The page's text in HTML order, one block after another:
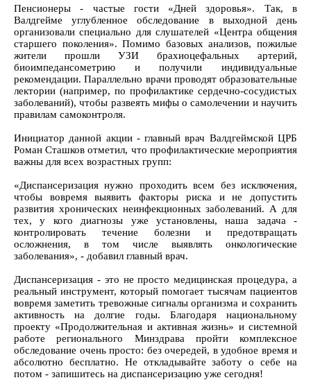
Пенсионеры - частые гости «Дней здоровья». Так, в
Валдгейме углубленное обследование в выходной день
организовали специально для слушателей «Центра общения
старшего поколения». Помимо базовых анализов, пожилые
жители прошли УЗИ брахиоцефальных артерий,
биоимпедансометрию и получили индивидуальные
рекомендации. Параллельно врачи проводят образовательные
лектории (например, по профилактике сердечно-сосудистых
заболеваний), чтобы развеять мифы о самолечении и научить
правилам самоконтроля.
Инициатор данной акции - главный врач Валдгеймской ЦРБ
Роман Сташков отметил, что профилактические мероприятия
важны для всех возрастных групп:
«Диспансеризация нужно проходить всем без исключения,
чтобы вовремя выявить факторы риска и не допустить
развития хронических неинфекционных заболеваний. А для
тех, у кого диагнозы уже установлены, наша задача -
контролировать течение болезни и предотвращать
осложнения, в том числе выявлять онкологические
заболевания», - добавил главный врач.
Диспансеризация - это не просто медицинская процедура, а
реальный инструмент, который помогает тысячам пациентов
вовремя заметить тревожные сигналы организма и сохранить
активность на долгие годы. Благодаря национальному
проекту «Продолжительная и активная жизнь» и системной
работе регионального Минздрава пройти комплексное
обследование очень просто: без очередей, в удобное время и
абсолютно бесплатно. Не откладывайте заботу о себе на
потом - запишитесь на диспансеризацию уже сегодня!